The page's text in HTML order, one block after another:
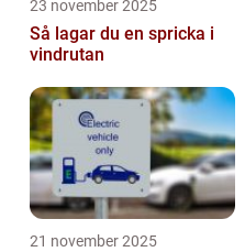
23 november 2025
Så lagar du en spricka i
vindrutan
21 november 2025